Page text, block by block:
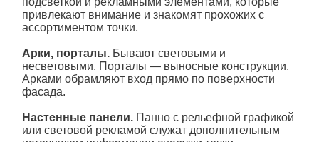
привлекают внимание и знакомят прохожих с
ассортиментом точки.
Арки, порталы.Бывают световыми и
несветовыми. Порталы — выносные конструкции.
Арками обрамляют вход прямо по поверхности
фасада.
Настенные панели. Панно с рельефной графикой
или световой рекламой служат дополнительным